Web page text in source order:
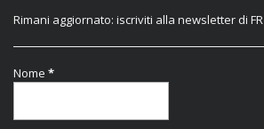
Rimani aggiornato: iscriviti alla newsletter di FR
Nome *